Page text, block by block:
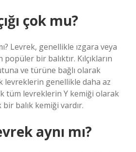
çok mu?
Levrek, genellikle ızgara veya
popüler bir balıktır. Kılçıkların
ve türüne bağlı olarak
levreklerin genellikle daha az
tüm levreklerin Y kemiği olarak
balık kemiği vardır.
aynı mı?